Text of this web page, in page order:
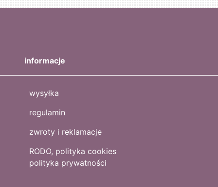
informacje
wysyłka
regulamin
zwroty i reklamacje
RODO, polityka cookies
polityka prywatności